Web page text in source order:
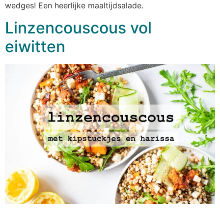
wedges! Een heerlijke maaltijdsalade.
Linzencouscous vol
eiwitten